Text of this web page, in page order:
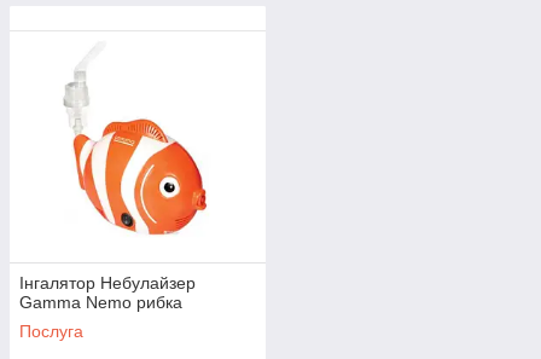
Інгалятор Небулайзер
Gamma Nemo рибка
Послуга